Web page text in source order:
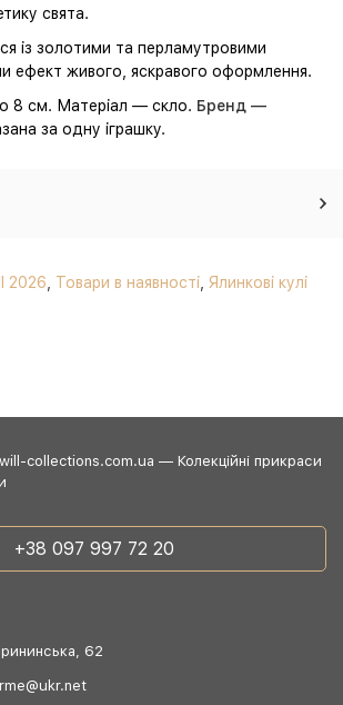
свята.
із золотими та перламутровими
ефект живого, яскравого оформлення.
8 см. Матеріал — скло. Бренд —
за одну іграшку.
2026 Товари в наявності Ялинкові кулі
collections.com.ua — Колекційні прикраси
+38 097 997 72 20
62